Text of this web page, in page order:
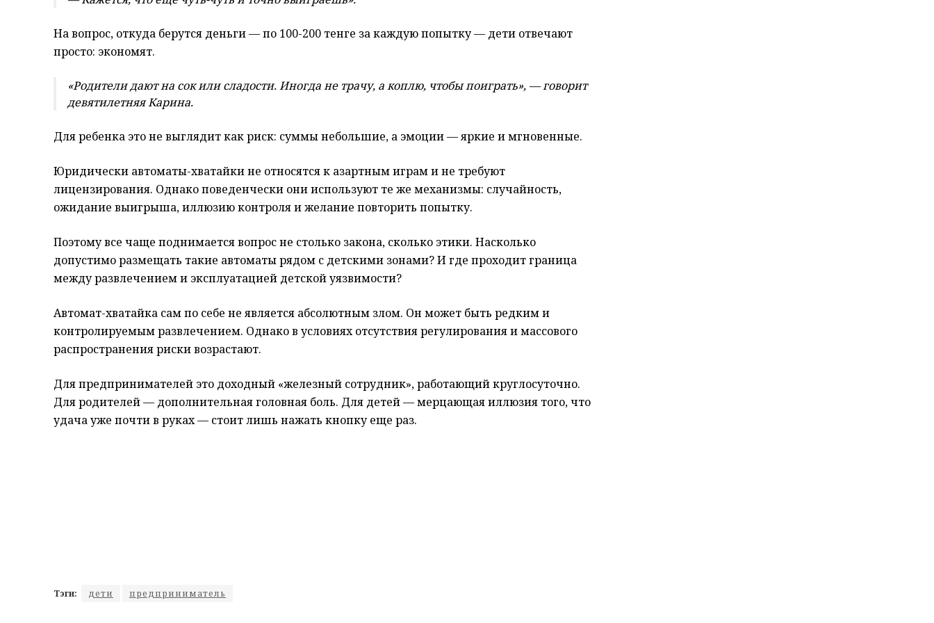
На вопрос, откуда берутся деньги — по 100-200 тенге за каждую попытку — дети отвечают
просто: экономят.
«Родители дают на сок или сладости. Иногда не трачу, а коплю, чтобы поиграть», — говорит
девятилетняя Карина.
Для ребенка это не выглядит как риск: суммы небольшие, а эмоции — яркие и мгновенные.
Юридически автоматы-хватайки не относятся к азартным играм и не требуют
лицензирования. Однако поведенчески они используют те же механизмы: случайность,
ожидание выигрыша, иллюзию контроля и желание повторить попытку.
Поэтому все чаще поднимается вопрос не столько закона, сколько этики. Насколько
допустимо размещать такие автоматы рядом с детскими зонами? И где проходит граница
между развлечением и эксплуатацией детской уязвимости?
Автомат-хватайка сам по себе не является абсолютным злом. Он может быть редким и
контролируемым развлечением. Однако в условиях отсутствия регулирования и массового
распространения риски возрастают.
Для предпринимателей это доходный «железный сотрудник», работающий круглосуточно.
Для родителей — дополнительная головная боль. Для детей — мерцающая иллюзия того, что
удача уже почти в руках — стоит лишь нажать кнопку еще раз.
Тэги: дети предприниматель